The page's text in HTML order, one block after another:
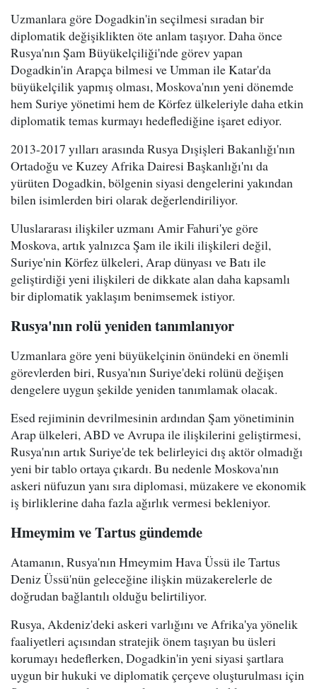
Uzmanlara göre Dogadkin'in seçilmesi sıradan bir
diplomatik değişiklikten öte anlam taşıyor. Daha önce
Rusya'nın Şam Büyükelçiliği'nde görev yapan
Dogadkin'in Arapça bilmesi ve Umman ile Katar'da
büyükelçilik yapmış olması, Moskova'nın yeni dönemde
hem Suriye yönetimi hem de Körfez ülkeleriyle daha etkin
diplomatik temas kurmayı hedeflediğine işaret ediyor.
2013-2017 yılları arasında Rusya Dışişleri Bakanlığı'nın
Ortadoğu ve Kuzey Afrika Dairesi Başkanlığı'nı da
yürüten Dogadkin, bölgenin siyasi dengelerini yakından
bilen isimlerden biri olarak değerlendiriliyor.
Uluslararası ilişkiler uzmanı Amir Fahuri'ye göre
Moskova, artık yalnızca Şam ile ikili ilişkileri değil,
Suriye'nin Körfez ülkeleri, Arap dünyası ve Batı ile
geliştirdiği yeni ilişkileri de dikkate alan daha kapsamlı
bir diplomatik yaklaşım benimsemek istiyor.
Rusya'nın rolü yeniden tanımlanıyor
Uzmanlara göre yeni büyükelçinin önündeki en önemli
görevlerden biri, Rusya'nın Suriye'deki rolünü değişen
dengelere uygun şekilde yeniden tanımlamak olacak.
Esed rejiminin devrilmesinin ardından Şam yönetiminin
Arap ülkeleri, ABD ve Avrupa ile ilişkilerini geliştirmesi,
Rusya'nın artık Suriye'de tek belirleyici dış aktör olmadığı
yeni bir tablo ortaya çıkardı. Bu nedenle Moskova'nın
askeri nüfuzun yanı sıra diplomasi, müzakere ve ekonomik
iş birliklerine daha fazla ağırlık vermesi bekleniyor.
Hmeymim ve Tartus gündemde
Atamanın, Rusya'nın Hmeymim Hava Üssü ile Tartus
Deniz Üssü'nün geleceğine ilişkin müzakerelerle de
doğrudan bağlantılı olduğu belirtiliyor.
Rusya, Akdeniz'deki askeri varlığını ve Afrika'ya yönelik
faaliyetleri açısından stratejik önem taşıyan bu üsleri
korumayı hedeflerken, Dogadkin'in yeni siyasi şartlara
uygun bir hukuki ve diplomatik çerçeve oluşturulması için